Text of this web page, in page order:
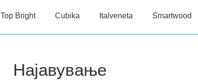
Top Bright Cubika Italveneta Smartwood
Најавување